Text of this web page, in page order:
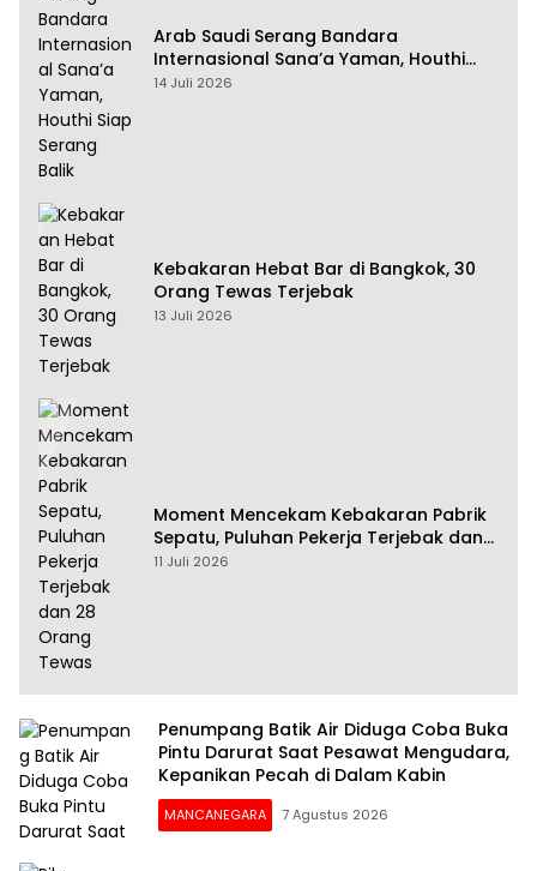
Arab Saudi Serang Bandara
Internasional Sana’a Yaman, Houthi
Siap Serang Balik
14 Juli 2026
Kebakaran Hebat Bar di Bangkok, 30
Orang Tewas Terjebak
13 Juli 2026
Moment Mencekam Kebakaran Pabrik
Sepatu, Puluhan Pekerja Terjebak dan
28 Orang Tewas
11 Juli 2026
Penumpang Batik Air Diduga Coba Buka
Pintu Darurat Saat Pesawat Mengudara,
Kepanikan Pecah di Dalam Kabin
MANCANEGARA 7 Agustus 2026